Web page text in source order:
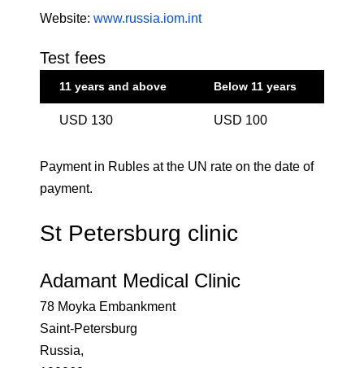
Website: www.russia.iom.int
Test fees
11 years and above Below 11 years
USD 130 USD 100
Payment in Rubles at the UN rate on the date of
payment.
St Petersburg clinic
Adamant Medical Clinic
78 Moyka Embankment
Saint-Petersburg
Russia,